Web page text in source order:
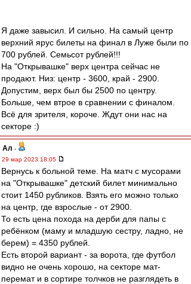
Я даже завысил. И сильно. На самый центр
верхний ярус билеты на финал в Луже были по
700 рублей. Семьсот рублей!!!
На "Открывашке" верх центра сейчас не
продают. Низ: центр - 3600, край - 2900.
Допустим, верх был бы 2500 по центру.
Больше, чем втрое в сравнении с финалом.
Всё для зрителя, короче. Ждут они нас на
секторе :)
Ал -
29 мар 2023 18:05
Вернусь к больной теме. На матч с мусорами
на "Открывашке" детский билет минимально
стоит 1450 рубликов. Взять его можно только
на центр, где взрослые - от 2900.
То есть цена похода на дерби для папы с
ребёнком (маму и младшую сестру, ладно, не
берем) = 4350 рублей.
Есть второй вариант - за ворота, где футбол
видно не очень хорошо, на секторе мат-
перемат и в сортире толчков не разглядеть в